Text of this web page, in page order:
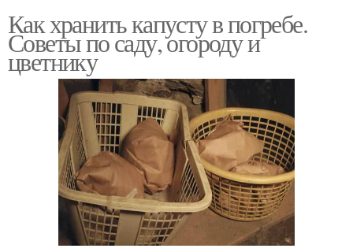
Как хранить капусту в погребе.
Советы по саду, огороду и
цветнику